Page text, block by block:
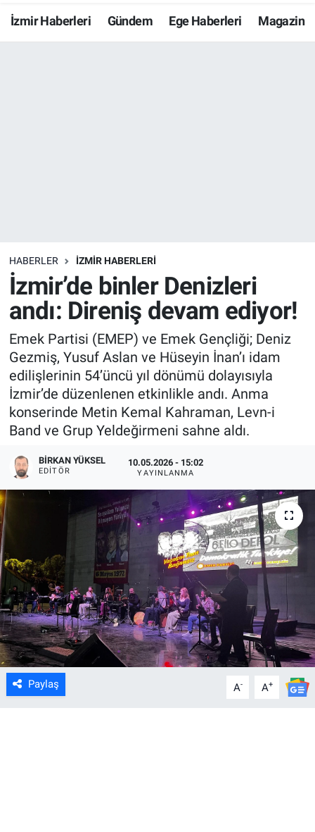
İzmir Haberleri Gündem Ege Haberleri Magazin
HABERLER İZMİR HABERLERİ
İzmir’de binler Denizleri
andı: Direniş devam ediyor!
Emek Partisi (EMEP) ve Emek Gençliği; Deniz
Gezmiş, Yusuf Aslan ve Hüseyin İnan’ı idam
edilişlerinin 54’üncü yıl dönümü dolayısıyla
İzmir’de düzenlenen etkinlikle andı. Anma
konserinde Metin Kemal Kahraman, Levn-i
Band ve Grup Yeldeğirmeni sahne aldı.
BIRKAN YÜKSEL
EDITÖR
10.05.2026 - 15:02
YAYINLANMA
Paylaş A- A+
Resmi İlanlar